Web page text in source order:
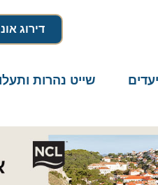
דירוג אוניות
שייט נהרות ותעלות